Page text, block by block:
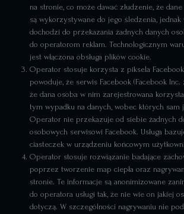
na stronie, co może dawać złudzenie, że
są wykorzystywane do jego śledzenia,
dochodzi do przekazania żadnych danych
do operatorom reklam. Technologicznym
jest włączona obsługa plików cookie.
Operator stosuje korzysta z piksela
powoduje, że serwis Facebook (Facebook
że dana osoba w nim zarejestrowana
tym wypadku na danych, wobec których sam
Operator nie przekazuje od siebie żadnych
osobowych serwisowi Facebook. Usługa
ciasteczek w urządzeniu końcowym
Operator stosuje rozwiązanie badające
poprzez tworzenie map ciepła oraz
stronie. Te informacje są anonimizowane
do operatora usługi tak, że nie wie on jakiej
dotyczą. W szczególności nagrywaniu nie